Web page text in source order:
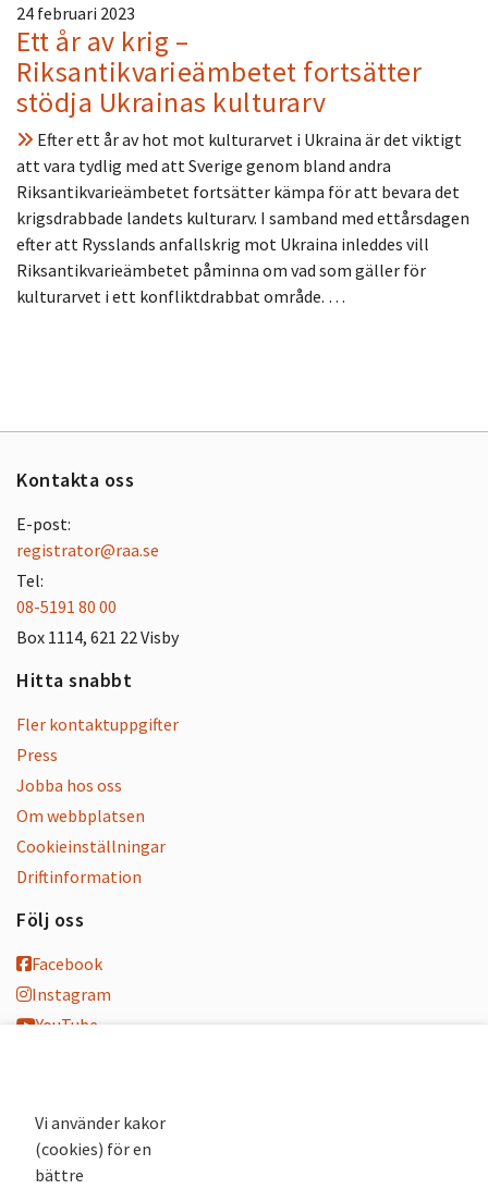
24 februari 2023
Ett år av krig –
Riksantikvarieämbetet fortsätter
stödja Ukrainas kulturarv
Efter ett år av hot mot kulturarvet i Ukraina är det viktigt
att vara tydlig med att Sverige genom bland andra
Riksantikvarieämbetet fortsätter kämpa för att bevara det
krigsdrabbade landets kulturarv. I samband med ettårsdagen
efter att Rysslands anfallskrig mot Ukraina inleddes vill
Riksantikvarieämbetet påminna om vad som gäller för
kulturarvet i ett konfliktdrabbat område. …
Kontakta oss
E-post:
registrator@raa.se
Tel:
08-5191 80 00
Box 1114, 621 22 Visby
Hitta snabbt
Fler kontaktuppgifter
Press
Jobba hos oss
Om webbplatsen
Cookieinställningar
Driftinformation
Följ oss
Facebook
Instagram
YouTube
Nyhetsbrev
Andra webbplatser
Vi använder kakor
(cookies) för en
bättre